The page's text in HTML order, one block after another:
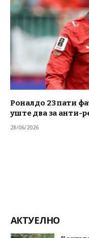
Роналдо 23 пати
уште два за анти-
28/06/2026
АКТУЕЛНО